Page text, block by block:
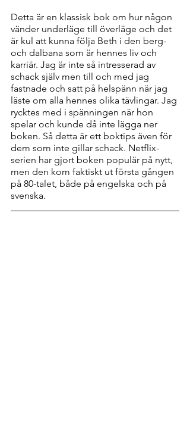
Detta är en klassisk bok om hur någon
vänder underläge till överläge och det
är kul att kunna följa Beth i den berg-
och dalbana som är hennes liv och
karriär. Jag är inte så intresserad av
schack själv men till och med jag
fastnade och satt på helspänn när jag
läste om alla hennes olika tävlingar. Jag
rycktes med i spänningen när hon
spelar och kunde då inte lägga ner
boken. Så detta är ett boktips även för
dem som inte gillar schack. Netflix-
serien har gjort boken populär på nytt,
men den kom faktiskt ut första gången
på 80-talet, både på engelska och på
svenska.